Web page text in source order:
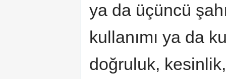
ya da üçüncü
kullanımı ya da
doğruluk,